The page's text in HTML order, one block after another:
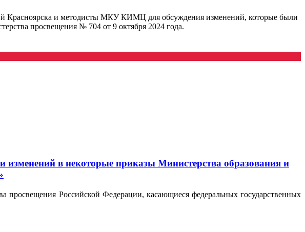
Красноярска и методисты МКУ КИМЦ для обсуждения изменений, которые были
просвещения № 704 от 9 октября 2024 года.
изменений в некоторые приказы Министерства образования и
Российской Федерации, касающиеся федеральных государственных